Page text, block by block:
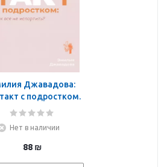
Джавадова:
с подростком.
все не испортить
Нет в наличии
88 ₪